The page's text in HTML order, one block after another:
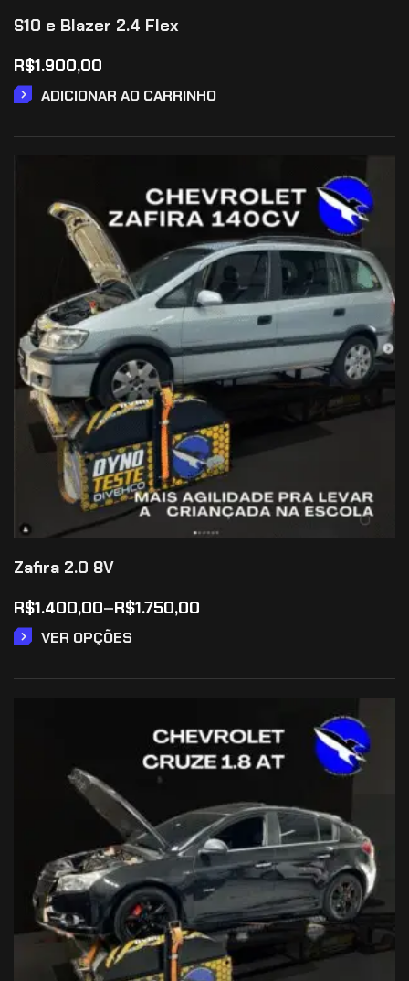
S10 e Blazer 2.4 Flex
R$1.900,00
ADICIONAR AO CARRINHO
Zafira 2.0 8V
R$1.400,00–R$1.750,00
VER OPÇÕES